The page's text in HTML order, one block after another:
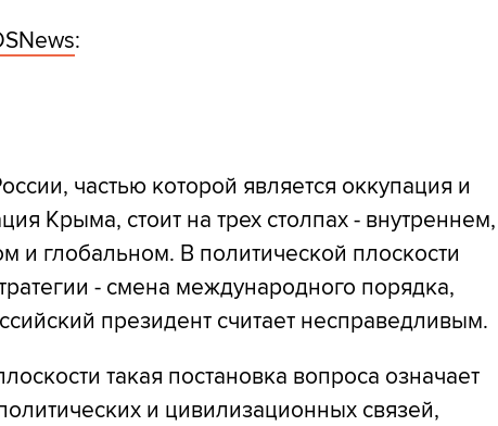
:
частью которой является оккупация и
Крыма, стоит на трех столпах - внутреннем,
и глобальном. В политической плоскости
- смена международного порядка,
президент считает несправедливым.
такая постановка вопроса означает
и цивилизационных связей,